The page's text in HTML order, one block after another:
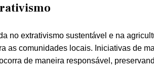
no extrativismo sustentável e na
as comunidades locais. Iniciativas de
de maneira responsável,